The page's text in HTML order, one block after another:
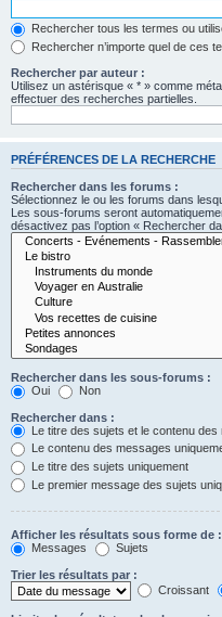
Rechercher tous les termes ou
Rechercher n’importe quel de ces
Rechercher par auteur :
Utilisez un astérisque « * » comme
effectuer des recherches partielles.
PRÉFÉRENCES DE LA RECHERCHE
Rechercher dans les forums :
Sélectionnez le ou les forums dans
Les sous-forums seront
désactivez pas l’option « Rechercher
Rechercher dans les sous-forums :
Oui
Non
Rechercher dans :
Le titre des sujets et le contenu des
Le contenu des messages
Le titre des sujets uniquement
Le premier message des sujets
Afficher les résultats sous forme de :
Messages
Sujets
Trier les résultats par :
Croissant